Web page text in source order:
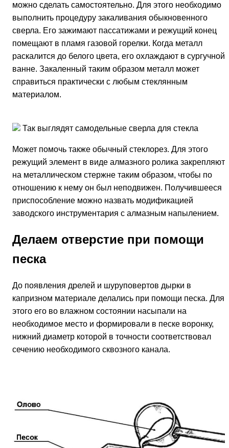
можно сделать самостоятельно. Для этого необходимо
выполнить процедуру закаливания обыкновенного
сверла. Его зажимают пассатижами и режущий конец
помещают в пламя газовой горелки. Когда металл
раскалится до белого цвета, его охлаждают в сургучной
ванне. Закаленный таким образом металл может
справиться практически с любым стеклянным
материалом.
Так выглядят самодельные сверла для стекла
Может помочь также обычный стеклорез. Для этого
режущий элемент в виде алмазного ролика закрепляют
на металлическом стержне таким образом, чтобы по
отношению к нему он был неподвижен. Получившееся
приспособление можно назвать модификацией
заводского инструментария с алмазным напылением.
Делаем отверстие при помощи
песка
До появления дрелей и шуруповертов дырки в
капризном материале делались при помощи песка. Для
этого его во влажном состоянии насыпали на
необходимое место и формировали в песке воронку,
нижний диаметр которой в точности соответствовал
сечению необходимого сквозного канала.